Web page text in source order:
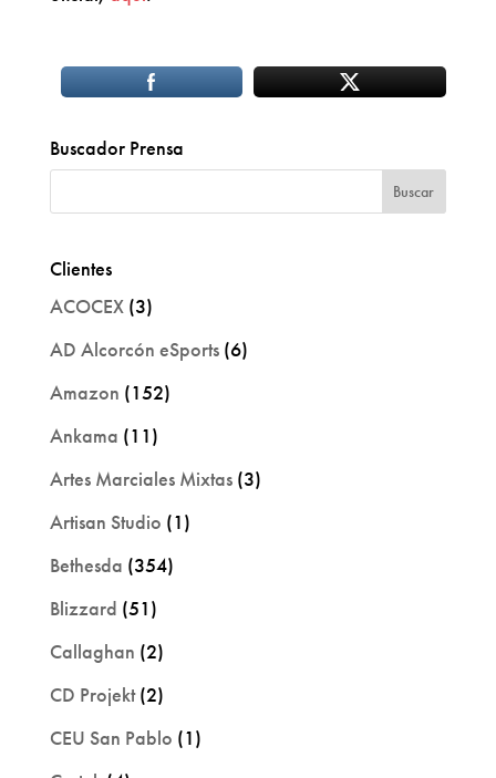
Buscador Prensa
Clientes
ACOCEX(3)
AD Alcorcón eSports(6)
Amazon (152)
Ankama (11)
Artes Marciales Mixtas(3)
Artisan Studio (1)
Bethesda (354)
Blizzard (51)
Callaghan (2)
CD Projekt(2)
CEU San Pablo (1)